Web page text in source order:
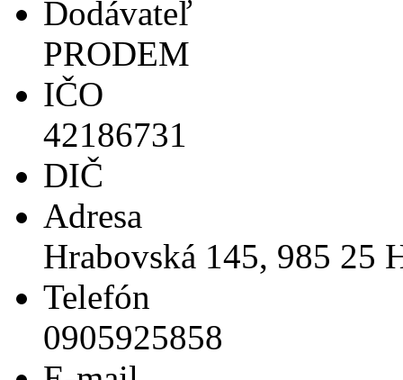
Dodávateľ
PRODEM
IČO
42186731
DIČ
Adresa
Hrabovská 145, 985 25
Telefón
0905925858